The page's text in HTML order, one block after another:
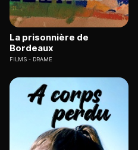
La prisonnière de
Bordeaux
FILMS DRAME